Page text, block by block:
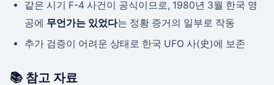
같은 시기 F-4 사건이 공식이므로, 1980년 3월 한국 영
공에 무언가는 있었다는 정황 증거의 일부로 작동
추가 검증이 어려운 상태로 한국 UFO 사(史)에 보존
📚 참고 자료